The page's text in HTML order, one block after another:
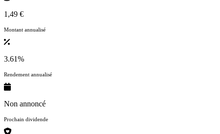
1,49 €
Montant annualisé
3.61%
Rendement annualisé
Non annoncé
Prochain dividende